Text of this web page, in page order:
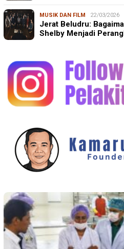
MUSIK DAN FILM 22/03/2026
Jerat Beludru:
Shelby Menjadi